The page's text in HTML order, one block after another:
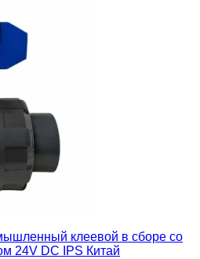
клеевой в сборе со
24V DC IPS Китай